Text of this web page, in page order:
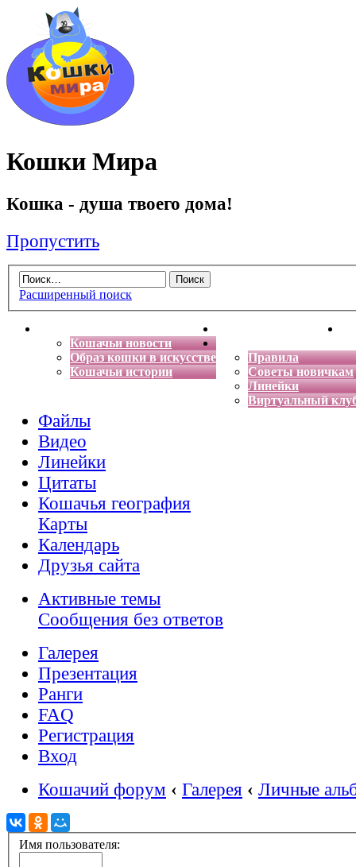
Кошки Мира
Кошка - душа твоего дома!
Пропустить
Расширенный поиск
Кошачьи новости
Образ кошки в искусстве
Кошачьи истории
Энциклопедия кошек
Правила
Советы новичкам
Линейки
Виртуальный
Файлы
Видео
Линейки
Цитаты
Кошачья география
Карты
Календарь
Друзья сайта
Активные темы
Сообщения без ответов
Галерея
Презентация
Ранги
FAQ
Регистрация
Вход
Кошачий форум ‹ Галерея ‹ Личные
Имя пользователя: